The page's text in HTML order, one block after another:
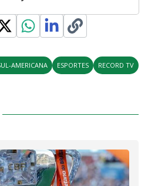
AMERICANA ESPORTES RECORD TV